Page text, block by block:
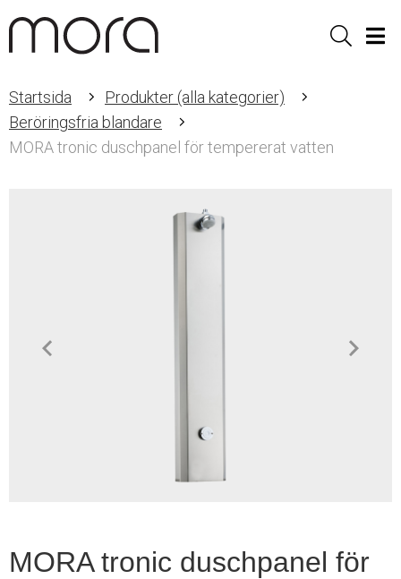
Sök
Startsida
Produkter (alla kategorier)
Beröringsfria blandare
MORA tronic duschpanel för tempererat vatten
MORA tronic duschpanel för